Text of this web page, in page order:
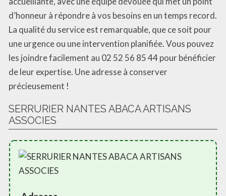
d’honneur à répondre à vos besoins en un temps record.
La qualité du service est remarquable, que ce soit pour
une urgence ou une intervention planifiée. Vous pouvez
les joindre facilement au 02 52 56 85 44 pour bénéficier
de leur expertise. Une adresse à conserver
précieusement !
SERRURIER NANTES ABACA ARTISANS
ASSOCIES